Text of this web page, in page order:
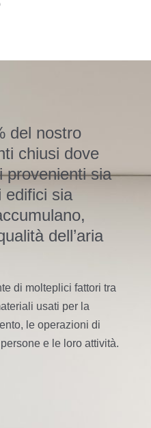
del nostro
chiusi dove
provenienti sia
edifici sia
dell’aria
di molteplici fattori tra
usati per la
le operazioni di
e le loro attività.